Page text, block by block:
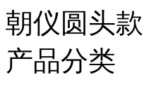
朝仪圆头款
产品分类